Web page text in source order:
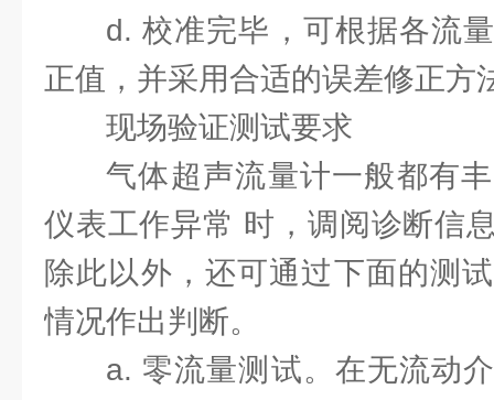
d. 校准完毕，可根据各流
正值，并采用合适的误差修正方
现场验证测试要求
气体超声流量计一般都有
仪表工作异常 时，调阅诊断信
除此以外，还可通过下面的测
情况作出判断。
a. 零流量测试。在无流动